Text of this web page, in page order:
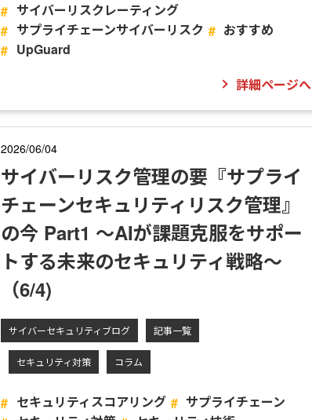
サイバーリスクレーティング
サプライチェーンサイバーリスク
おすすめ
UpGuard
詳細ページへ
2026/06/04
サイバーリスク管理の要『サプライ
チェーンセキュリティリスク管理』
の今 Part1 ～AIが課題克服をサポー
トする未来のセキュリティ戦略～
（6/4)
サイバーセキュリティブログ 記事一覧
セキュリティ対策 コラム
セキュリティスコアリング
サプライチェーン